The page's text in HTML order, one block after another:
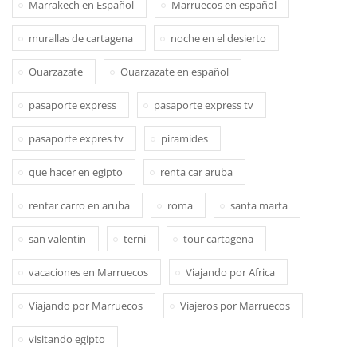
Marrakech en Español Marruecos en español
murallas de cartagena noche en el desierto
Ouarzazate Ouarzazate en español
pasaporte express pasaporte express tv
pasaporte expres tv piramides
que hacer en egipto renta car aruba
rentar carro en aruba roma santa marta
san valentin terni tour cartagena
vacaciones en Marruecos Viajando por Africa
Viajando por Marruecos Viajeros por Marruecos
visitando egipto